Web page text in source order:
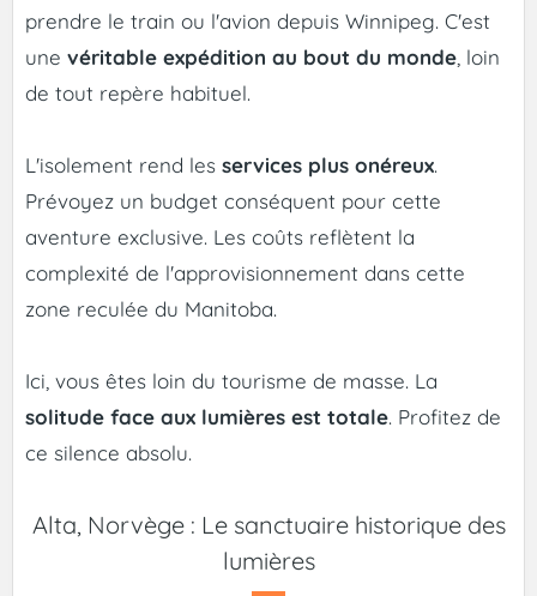
prendre le train ou l'avion depuis Winnipeg. C'est
une véritable expédition au bout du monde , loin
de tout repère habituel.
L'isolement rend les services plus onéreux.
Prévoyez un budget conséquent pour cette
aventure exclusive. Les coûts reflètent la
complexité de l'approvisionnement dans cette
zone reculée du Manitoba.
Ici, vous êtes loin du tourisme de masse. La
solitude face aux lumières est totale. Profitez de
ce silence absolu.
Alta, Norvège : Le sanctuaire historique des
lumières